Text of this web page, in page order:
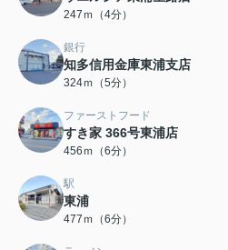
247ｍ（4分）
銀行
知多信用金庫東浦支店
324ｍ（5分）
ファーストフード
すき家 366号東浦店
456ｍ（6分）
駅
東浦
477ｍ（6分）